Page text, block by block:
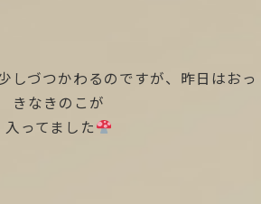
しづつかわるのですが、昨日はおっ
きなきのこが
入ってました